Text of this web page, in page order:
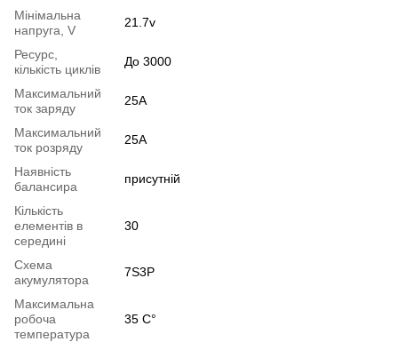
Мінімальна
напруга, V
21.7v
Ресурс,
кількість циклів
До 3000
Максимальний
ток заряду
25A
Максимальний
ток розряду
25A
Наявність
балансира
присутній
Кількість
елементів в
середині
30
Схема
акумулятора
7S3P
Максимальна
робоча
температура
35 C°